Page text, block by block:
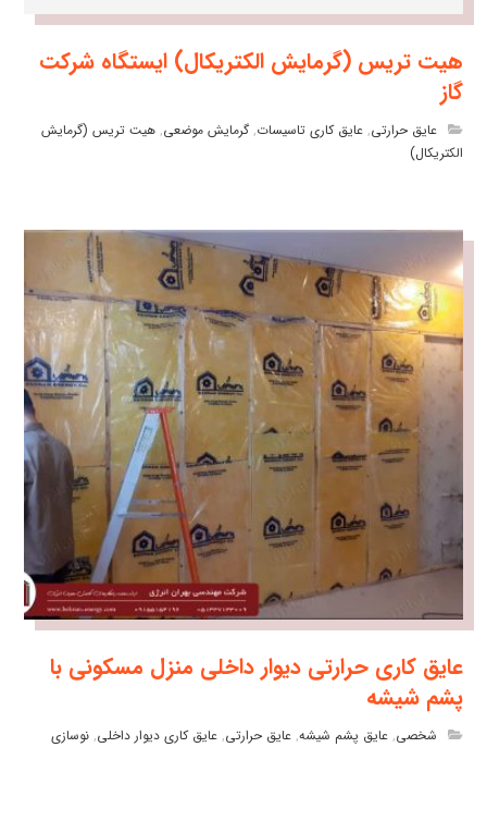
هیت تریس (گرمایش الکتریکال) ایستگاه شرکت
گاز
عایق حرارتی,عایق کاری تاسیسات,گرمایش موضعی,هیت تریس (گرمایش
الکتریکال)
عایق کاری حرارتی دیوار داخلی منزل مسکونی با
پشم شیشه
شخصی,عایق پشم شیشه,عایق حرارتی,عایق کاری دیوار داخلی,نوسازی